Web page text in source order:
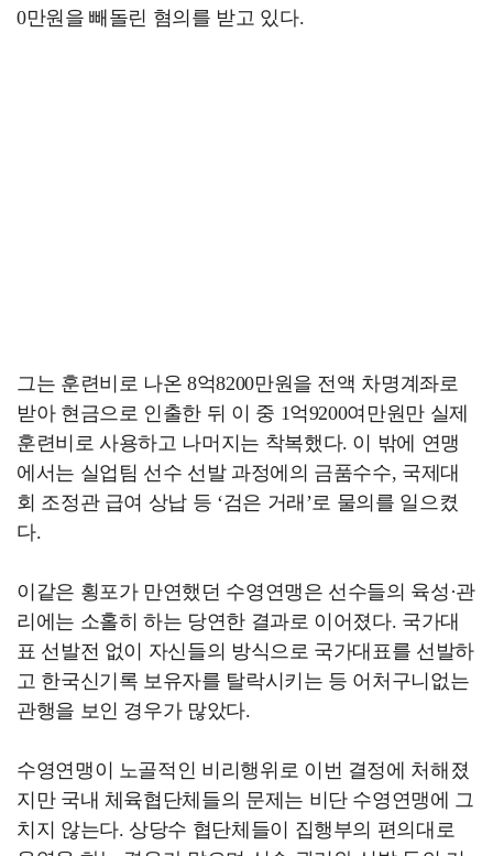
0만원을 빼돌린 혐의를 받고 있다.
그는 훈련비로 나온 8억8200만원을 전액 차명계좌로
받아 현금으로 인출한 뒤 이 중 1억9200여만원만 실제
훈련비로 사용하고 나머지는 착복했다. 이 밖에 연맹
에서는 실업팀 선수 선발 과정에의 금품수수, 국제대
회 조정관 급여 상납 등 ‘검은 거래’로 물의를 일으켰
다.
이같은 횡포가 만연했던 수영연맹은 선수들의 육성·관
리에는 소홀히 하는 당연한 결과로 이어졌다. 국가대
표 선발전 없이 자신들의 방식으로 국가대표를 선발하
고 한국신기록 보유자를 탈락시키는 등 어처구니없는
관행을 보인 경우가 많았다.
수영연맹이 노골적인 비리행위로 이번 결정에 처해졌
지만 국내 체육협단체들의 문제는 비단 수영연맹에 그
치지 않는다. 상당수 협단체들이 집행부의 편의대로